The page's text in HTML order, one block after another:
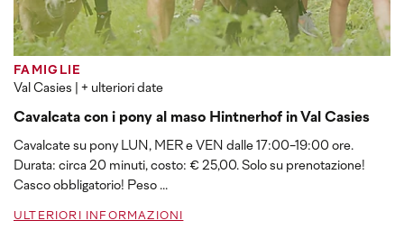
FAMIGLIE
Val Casies | + ulteriori date
Cavalcata con i pony al maso Hintnerhof in Val Casies
Cavalcate su pony LUN, MER e VEN dalle 17:00-19:00 ore.
Durata: circa 20 minuti, costo: € 25,00. Solo su prenotazione!
Casco obbligatorio! Peso ...
ULTERIORI INFORMAZIONI